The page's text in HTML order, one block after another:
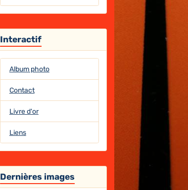
Interactif
Album photo
Contact
Livre d'or
Liens
Dernières images